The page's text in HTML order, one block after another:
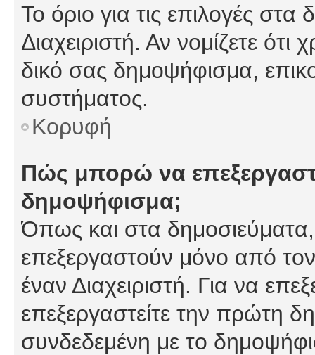
Το όριο για τις επιλογές
Διαχειριστή. Αν νομίζετε ότι
δικό σας δημοψήφισμα,
συστήματος.
Κορυφή
Πώς μπορώ να
δημοψήφισμα;
Όπως και στα
επεξεργαστούν μόνο από
έναν Διαχειριστή. Για να
επεξεργαστείτε την πρώτη
συνδεδεμένη με το